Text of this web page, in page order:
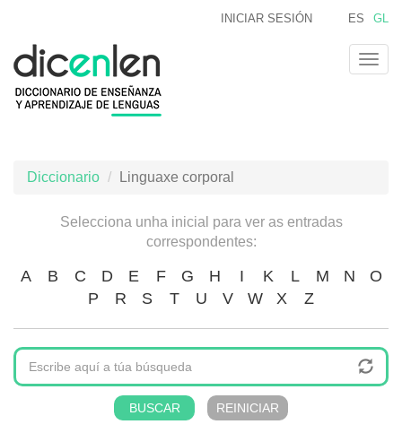
contido
principal
ES GL
INICIAR SESIÓN
Diccionario Linguaxe corporal
Selecciona unha inicial para ver as entradas
correspondentes:
A B C D E F G H I K L M N
O
P
R S T U V W X Z